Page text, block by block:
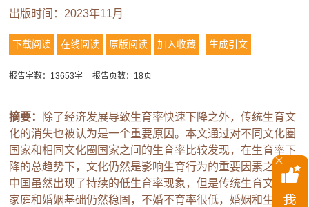
出版时间：2023年11月
下载阅读 在线阅读 原版阅读 加入收藏 生成引文
报告字数：13653字 报告页数：18页
摘要： 除了经济发展导致生育率快速下降之外，传统生育文
化的消失也被认为是一个重要原因。本文通过对不同文化圈
国家和相同文化圈国家之间的生育率比较发现，在生育率下
降的总趋势下，文化仍然是影响生育行为的重要因素之一。
中国虽然出现了持续的低生育率现象，但是传统生育文化的
家庭和婚姻基础仍然稳固，不婚不育率很低，婚姻和生育仍